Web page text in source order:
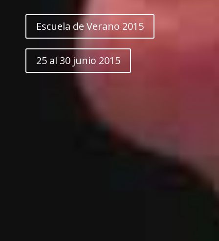
Escuela de Verano 2015
25 al 30 junio 2015